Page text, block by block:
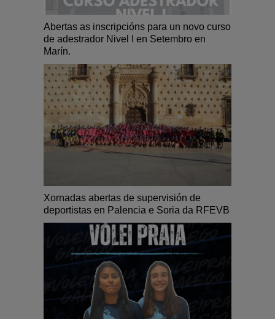
Abertas as inscripcións para un novo curso
de adestrador Nivel I en Setembro en
Marín.
Xornadas abertas de supervisión de
deportistas en Palencia e Soria da RFEVB